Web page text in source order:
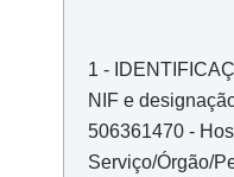
1 -
NIF e
506361470 -
Serviço/Órgão/